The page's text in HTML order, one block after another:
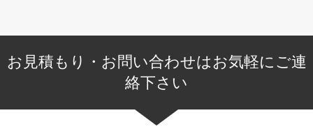
お見積もり・お問い合わせはお気軽にご連
絡下さい